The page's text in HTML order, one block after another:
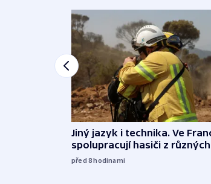
Jiný jazyk i technika. Ve
spolupracují hasiči z
před 8hodinami